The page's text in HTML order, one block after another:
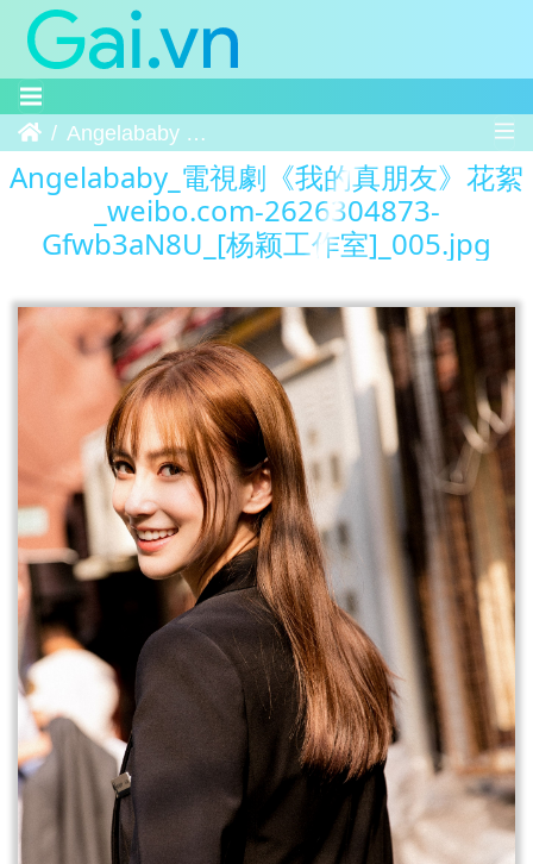
Trang chủAngelababy 電視劇《我的真朋友》花絮 weibo.com-2626304873-Gfwb3aN8U [杨颖工作室] 005
Angelababy_電視劇《我的真朋友》花絮
_weibo.com-2626304873-
Gfwb3aN8U_[杨颖工作室]_005.jpg